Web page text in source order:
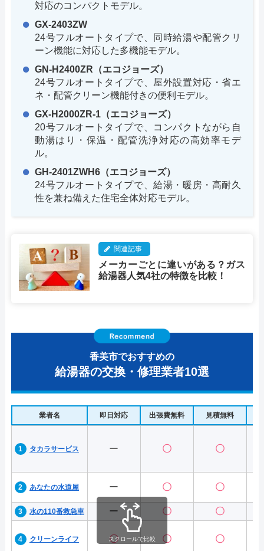
対応のコンパクトモデル。
GX-2403ZW
24号フルオートタイプで、同時給湯や配管クリ
ーン機能に対応した多機能モデル。
GN-H2400ZR（エコジョーズ）
24号フルオートタイプで、屋外設置対応・省エ
ネ・配管クリーン機能付きの便利モデル。
GX-H2000ZR-1（エコジョーズ）
20号フルオートタイプで、コンパクトながら自
動湯はり・保温・配管洗浄対応の高効率モデ
ル。
GH-2401ZWH6（エコジョーズ）
24号フルオートタイプで、給湯・暖房・高耐久
性を兼ね備えた住宅全体対応モデル。
関連記事
メーカーごとに違いがある？ガス
給湯器人気4社の特徴を比較！
香美市でおすすめの
給湯器の交換・修理業者10選
業者名 即日対応 出張費無料 見積無料
タカラサービス ー 〇 〇
あなたの水道屋 ー 〇 〇
水の110番救急車 ー 〇 〇
クリーンライフ 〇 〇 〇
スクロールで比較